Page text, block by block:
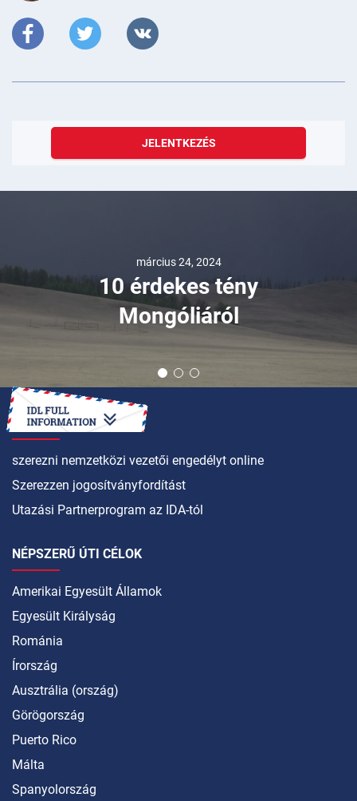
JELENTKEZÉS
március 24, 2024
10 érdekes tény
Mongóliáról
HOGYAN LEHET
szerezni nemzetközi vezetői engedélyt online
Szerezzen jogosítványfordítást
Utazási Partnerprogram az IDA-tól
NÉPSZERŰ ÚTI CÉLOK
Amerikai Egyesült Államok
Egyesült Királyság
Románia
Írország
Ausztrália (ország)
Görögország
Puerto Rico
Málta
Spanyolország